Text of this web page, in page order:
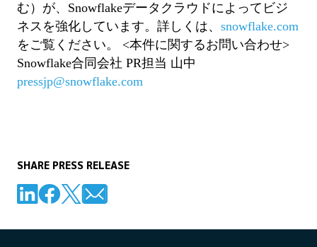
む）が、Snowflakeデータクラウドによってビジ
ネスを強化しています。詳しくは、 snowflake.com
をご覧ください。
<本件に関するお問い合わせ>
Snowflake合同会社 PR担当 山中
pressjp@snowflake.com
SHARE PRESS RELEASE